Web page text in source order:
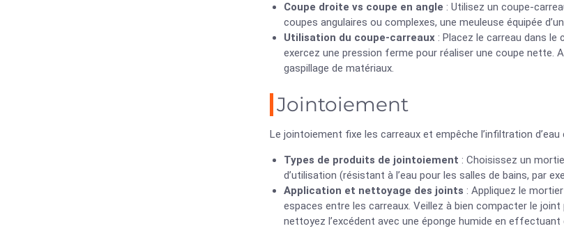
Coupe droite vs coupe en angle : Utilisez un coupe-
coupes angulaires ou complexes, une meuleuse équipée
Utilisation du coupe-carreaux : Placez le carreau dans le
exercez une pression ferme pour réaliser une coupe nette.
gaspillage de matériaux.
Jointoiement
Le jointoiement fixe les carreaux et empêche l’infiltration d’eau
Types de produits de jointoiement : Choisissez un
d’utilisation (résistant à l’eau pour les salles de bains, par
Application et nettoyage des joints : Appliquez le
espaces entre les carreaux. Veillez à bien compacter le
nettoyez l’excédent avec une éponge humide en